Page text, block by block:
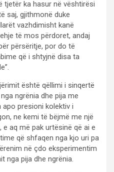
tjetër ka hasur në vështirësi
saj, gjithmonë duke
vazhdimisht kanë
të mos përdoret, andaj
përsëritje, por do të
që i shtyjnë disa ta
është qëllimi i sinqertë
ngrënia dhe pija me
apo presioni kolektiv i
ne kemi të bëjmë me një
aq më pak urtësinë që ai e
që shfaqen nga kjo uri pa
në çdo eksperimentim
nga pija dhe ngrënia.